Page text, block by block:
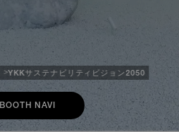
YKKサステナビリティビジョン2050
BOOTH NAVI